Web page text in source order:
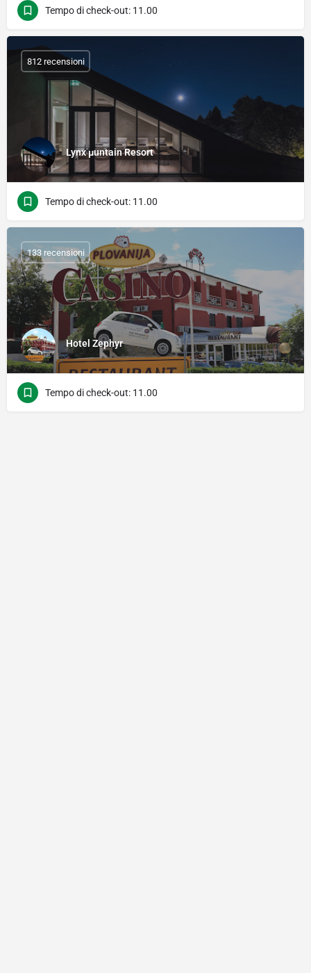
Tempo di check-out: 11.00
Lynx μuntain Resort
812 recensioni
Tempo di check-out: 11.00
Hotel Zephyr
133 recensioni
Tempo di check-out: 11.00